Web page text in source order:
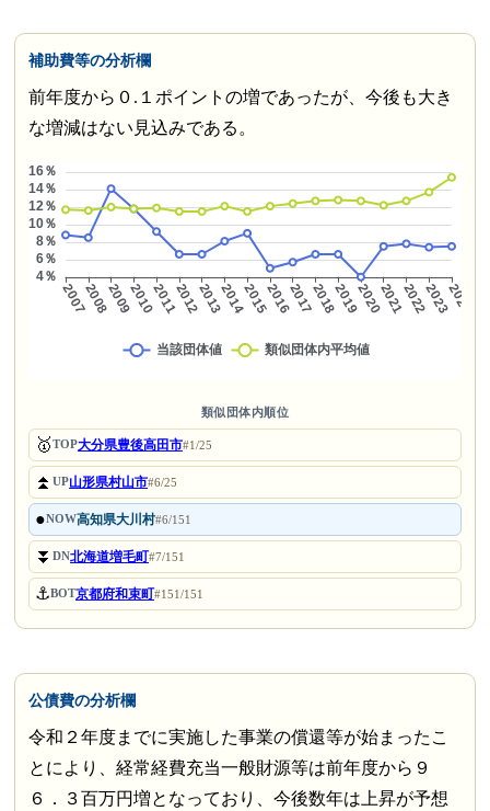
補助費等の分析欄
前年度から０.１ポイントの増であったが、今後も大き
な増減はない見込みである。
類似団体内順位
🥇TOP大分県豊後高田市#1/25
⏫UP山形県村山市#6/25
●NOW高知県大川村#6/151
⏬DN北海道増毛町#7/151
⚓BOT京都府和束町#151/151
公債費の分析欄
令和２年度までに実施した事業の償還等が始まったこ
とにより、経常経費充当一般財源等は前年度から９
６．３百万円増となっており、今後数年は上昇が予想